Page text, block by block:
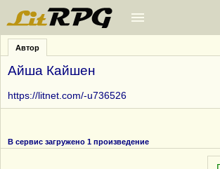
Автор
Айша Кайшен
https://litnet.com/-u736526
В сервис загружено 1 произведение